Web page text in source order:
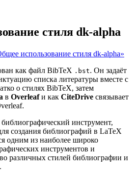
стиля dk-alpha
использование стиля dk-alpha»
как файл BibTeX .bst. Он задаёт
списка литературы вместе с
о стилях BibTeX, затем
в Overleafи как CiteDrive связывает
инструмент,
создания библиографий в LaTeX
одним из наиболее широко
инструментов и
различных стилей библиографии и